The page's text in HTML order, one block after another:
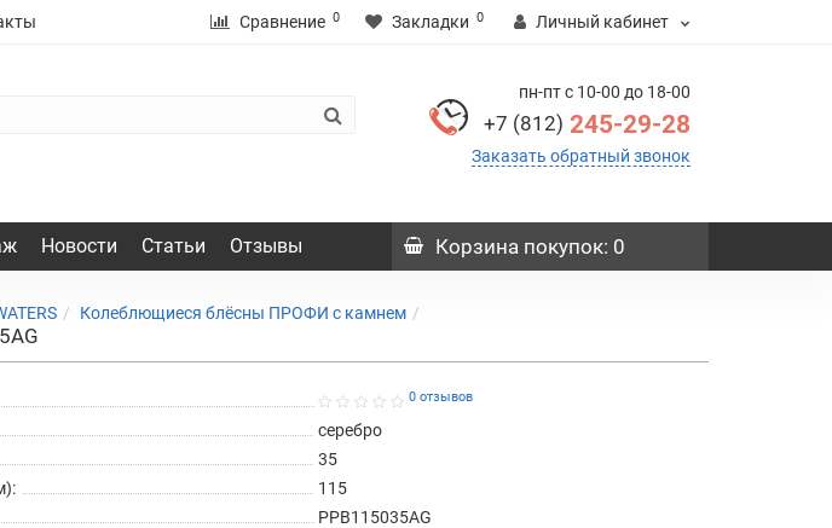
Сравнение 0 Закладки 0 Личный кабинет
пн-пт с 10-00 до 18-00
+7 (812) 245-29-28
Заказать обратный звонок
Новости Статьи Отзывы Корзина покупок: 0
Колеблющиеся блёсны ПРОФИ с камнем
0 отзывов
серебро
35
115
PPB115035AG